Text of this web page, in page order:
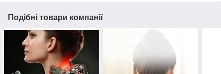
Подібні товари компанії